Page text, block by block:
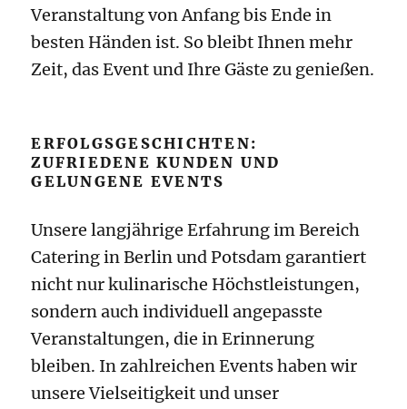
Veranstaltung von Anfang bis Ende in
besten Händen ist. So bleibt Ihnen mehr
Zeit, das Event und Ihre Gäste zu genießen.
ERFOLGSGESCHICHTEN:
ZUFRIEDENE KUNDEN UND
GELUNGENE EVENTS
Unsere langjährige Erfahrung im Bereich
Catering in Berlin und Potsdam garantiert
nicht nur kulinarische Höchstleistungen,
sondern auch individuell angepasste
Veranstaltungen, die in Erinnerung
bleiben. In zahlreichen Events haben wir
unsere Vielseitigkeit und unser